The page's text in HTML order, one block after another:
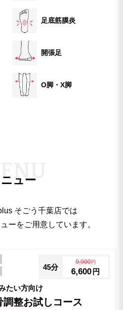
足底筋膜炎
開張足
O脚・X脚
ュー
E NU
そごう千葉店では
ーをご用意しています。
45分
9,900円
6,600 円
たい方向け
整お試しコース